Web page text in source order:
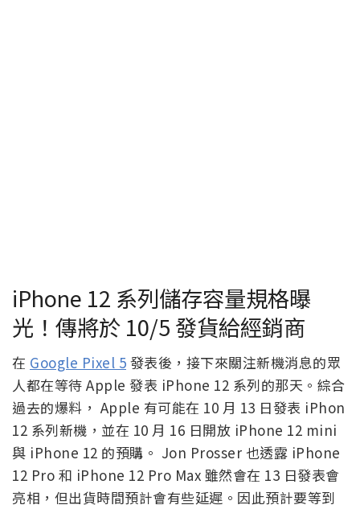
iPhone 12 系列儲存容量規格曝
光！傳將於 10/5 發貨給經銷商
在 Google Pixel 5 發表後，接下來關注新機消息的眾
人都在等待 Apple 發表 iPhone 12 系列的那天。綜合
過去的爆料， Apple 有可能在 10 月 13 日發表 iPhon
12 系列新機，並在 10 月 16 日開放 iPhone 12 mini
與 iPhone 12 的預購。 Jon Prosser 也透露 iPhone
12 Pro 和 iPhone 12 Pro Max 雖然會在 13 日發表會
亮相，但出貨時間預計會有些延遲。因此預計要等到